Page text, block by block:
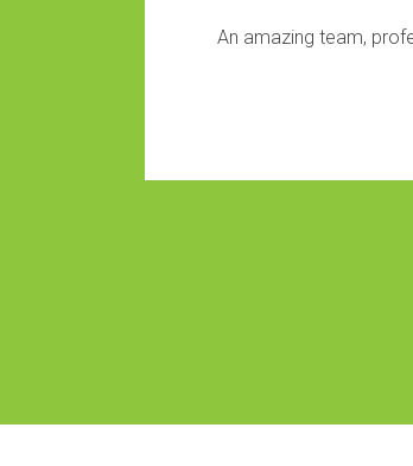
An amazing team,